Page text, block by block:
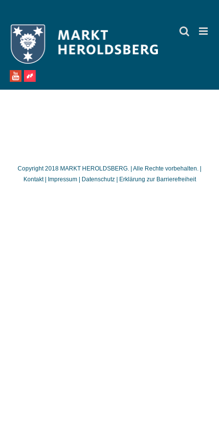
springen
Copyright 2018 MARKT HEROLDSBERG. | Alle Rechte vorbehalten. |
Kontakt
Impressum| Datenschutz| Erklärung zur Barrierefreiheit